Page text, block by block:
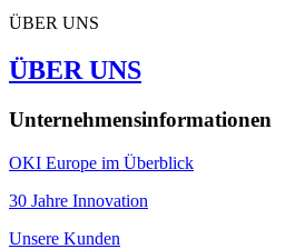
ÜBER UNS
ÜBER UNS
Unternehmensinformationen
OKI Europe im Überblick
30 Jahre Innovation
Unsere Kunden